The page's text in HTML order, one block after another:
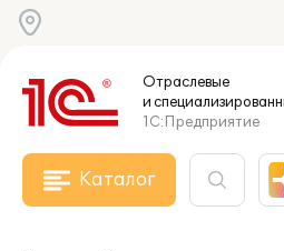
Отраслевые
и
1С:Предприятие
Каталог